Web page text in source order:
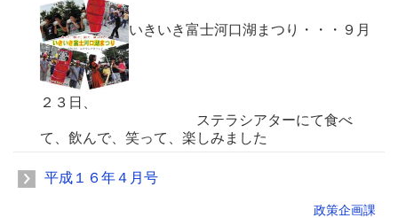
いきいき富士河口湖まつり・・・９月
２３日、
ステラシアターにて食べ
て、飲んで、笑って、楽しみました
平成１６年４月号
政策企画課